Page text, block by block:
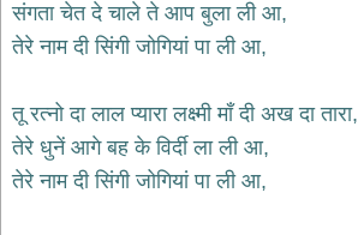
bhajans
हनुमान
hanuman
bhajans
साईं
भजन
संगता चेत दे चाले ते आप बुला ली आ,
तेरे नाम दी सिंगी जोगियां पा ली आ,
तू रत्नो दा लाल प्यारा लक्ष्मी माँ दी अख दा तारा,
तेरे धुनें आगे बह के विर्दी ला ली आ,
तेरे नाम दी सिंगी जोगियां पा ली आ,